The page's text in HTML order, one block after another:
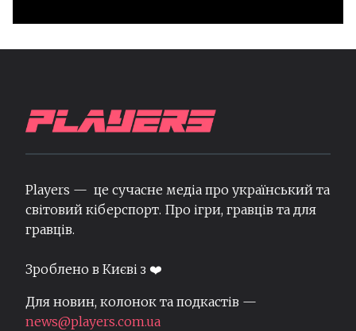
Players — це сучасне медіа про український та
світовий кіберспорт. Про ігри, гравців та для
гравців.
Зроблено в Києві з ❤️
Для новин, колонок та подкастів —
news@players.com.ua